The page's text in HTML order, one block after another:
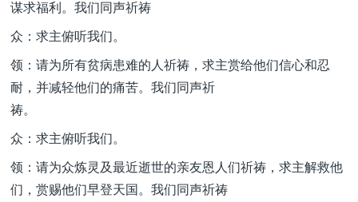
谋求福利。我们同声祈祷
众：求主俯听我们。
领：请为所有贫病患难的人祈祷，求主赏给他们信心和忍
耐，并减轻他们的痛苦。我们同声祈
祷。
众：求主俯听我们。
领：请为众炼灵及最近逝世的亲友恩人们祈祷，求主解救他
们，赏赐他们早登天国。我们同声祈祷